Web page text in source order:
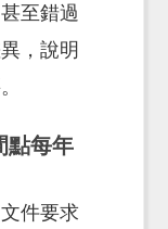
至錯過
，說明
點每年
件要求